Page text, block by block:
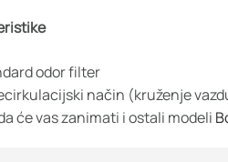
odor filter
način (kruženje
će vas zanimati i ostali modeli